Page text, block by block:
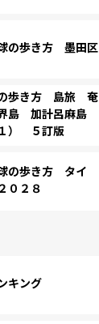
の歩き方 墨田区
歩き方 島旅 奄
島 加計呂麻島
１） ５訂版
の歩き方 タイ
０２８
キング